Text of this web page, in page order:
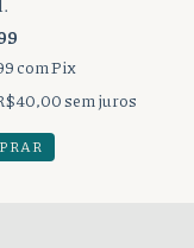
comPix
sem juros